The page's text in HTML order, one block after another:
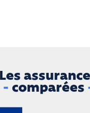
Les
- comparées